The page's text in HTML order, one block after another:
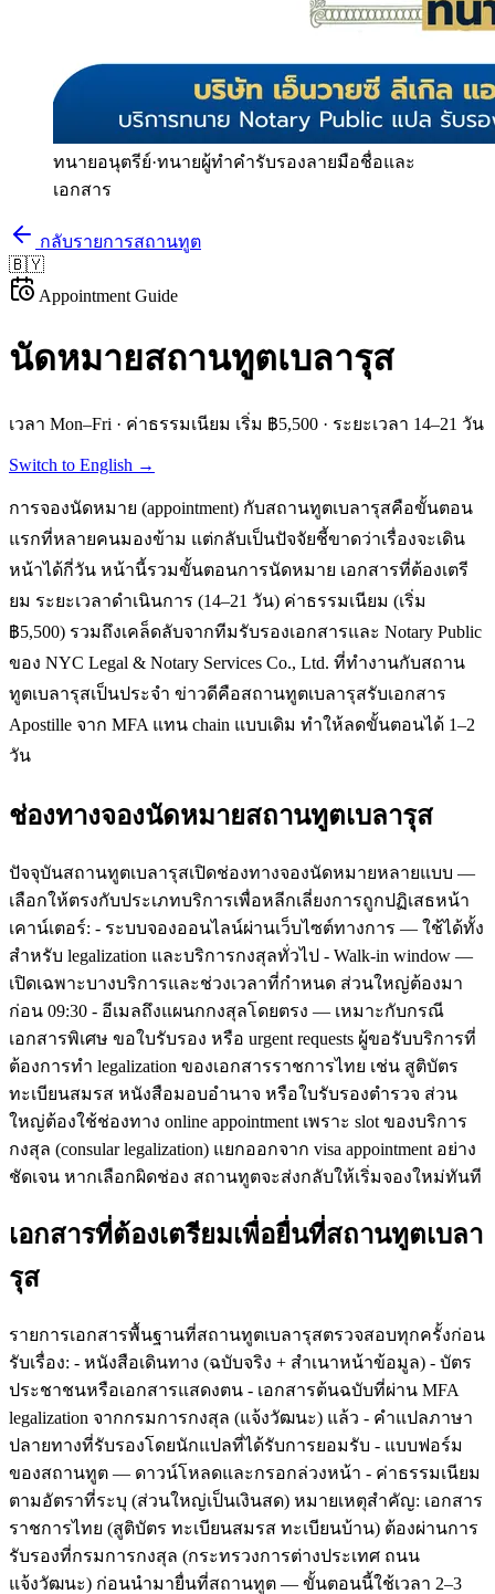
ทนายอนุตรีย์·ทนายผู้ทำคำรับรองลายมือชื่อและ
เอกสาร
กลับรายการสถานทูต
🇧🇾
Appointment Guide
นัดหมายสถานทูตเบลารุส
เวลา Mon–Fri · ค่าธรรมเนียม เริ่ม ฿5,500 · ระยะเวลา 14–21 วัน
Switch to English →
การจองนัดหมาย (appointment) กับสถานทูตเบลารุสคือขั้นตอน
แรกที่หลายคนมองข้าม แต่กลับเป็นปัจจัยชี้ขาดว่าเรื่องจะเดิน
หน้าได้กี่วัน หน้านี้รวมขั้นตอนการนัดหมาย เอกสารที่ต้องเตรี
ยม ระยะเวลาดำเนินการ (14–21 วัน) ค่าธรรมเนียม (เริ่ม
฿5,500) รวมถึงเคล็ดลับจากทีมรับรองเอกสารและ Notary Public
ของ NYC Legal & Notary Services Co., Ltd. ที่ทำงานกับสถาน
ทูตเบลารุสเป็นประจำ ข่าวดีคือสถานทูตเบลารุสรับเอกสาร
Apostille จาก MFA แทน chain แบบเดิม ทำให้ลดขั้นตอนได้ 1–2
วัน
ช่องทางจองนัดหมายสถานทูตเบลารุส
ปัจจุบันสถานทูตเบลารุสเปิดช่องทางจองนัดหมายหลายแบบ —
เลือกให้ตรงกับประเภทบริการเพื่อหลีกเลี่ยงการถูกปฏิเสธหน้า
เคาน์เตอร์: - ระบบจองออนไลน์ผ่านเว็บไซต์ทางการ — ใช้ได้ทั้ง
สำหรับ legalization และบริการกงสุลทั่วไป - Walk-in window —
เปิดเฉพาะบางบริการและช่วงเวลาที่กำหนด ส่วนใหญ่ต้องมา
ก่อน 09:30 - อีเมลถึงแผนกกงสุลโดยตรง — เหมาะกับกรณี
เอกสารพิเศษ ขอใบรับรอง หรือ urgent requests ผู้ขอรับบริการที่
ต้องการทำ legalization ของเอกสารราชการไทย เช่น สูติบัตร
ทะเบียนสมรส หนังสือมอบอำนาจ หรือใบรับรองตำรวจ ส่วน
ใหญ่ต้องใช้ช่องทาง online appointment เพราะ slot ของบริการ
กงสุล (consular legalization) แยกออกจาก visa appointment อย่าง
ชัดเจน หากเลือกผิดช่อง สถานทูตจะส่งกลับให้เริ่มจองใหม่ทันที
เอกสารที่ต้องเตรียมเพื่อยื่นที่สถานทูตเบลา
รุส
รายการเอกสารพื้นฐานที่สถานทูตเบลารุสตรวจสอบทุกครั้งก่อน
รับเรื่อง: - หนังสือเดินทาง (ฉบับจริง + สำเนาหน้าข้อมูล) - บัตร
ประชาชนหรือเอกสารแสดงตน - เอกสารต้นฉบับที่ผ่าน MFA
legalization จากกรมการกงสุล (แจ้งวัฒนะ) แล้ว - คำแปลภาษา
ปลายทางที่รับรองโดยนักแปลที่ได้รับการยอมรับ - แบบฟอร์ม
ของสถานทูต — ดาวน์โหลดและกรอกล่วงหน้า - ค่าธรรมเนียม
ตามอัตราที่ระบุ (ส่วนใหญ่เป็นเงินสด) หมายเหตุสำคัญ: เอกสาร
ราชการไทย (สูติบัตร ทะเบียนสมรส ทะเบียนบ้าน) ต้องผ่านการ
รับรองที่กรมการกงสุล (กระทรวงการต่างประเทศ ถนน
แจ้งวัฒนะ) ก่อนนำมายื่นที่สถานทูต — ขั้นตอนนี้ใช้เวลา 2–3